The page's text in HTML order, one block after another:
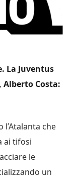
La Juventus
Costa:
che
ai tifosi
le
un